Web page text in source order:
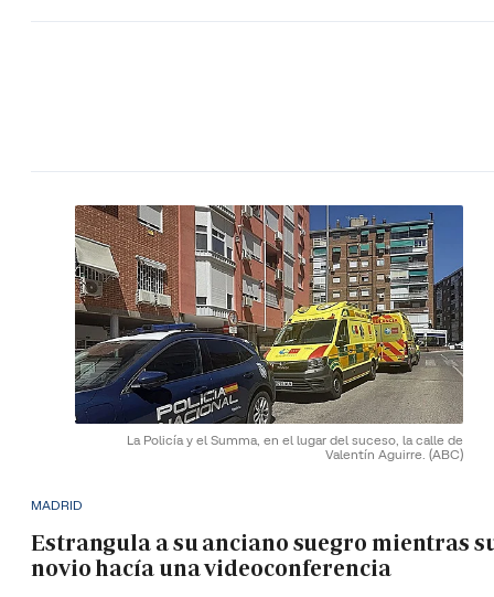
La Policía y el Summa, en el lugar del suceso, la calle de
Valentín Aguirre. (ABC)
MADRID
Estrangula a su anciano suegro mientras
novio hacía una videoconferencia